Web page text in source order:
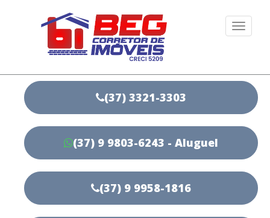
(37) 3321-3303
(37) 9 9803-6243 - Aluguel
(37) 9 9958-1816